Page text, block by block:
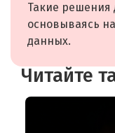
Такие решения
основываясь
данных.
Читайте